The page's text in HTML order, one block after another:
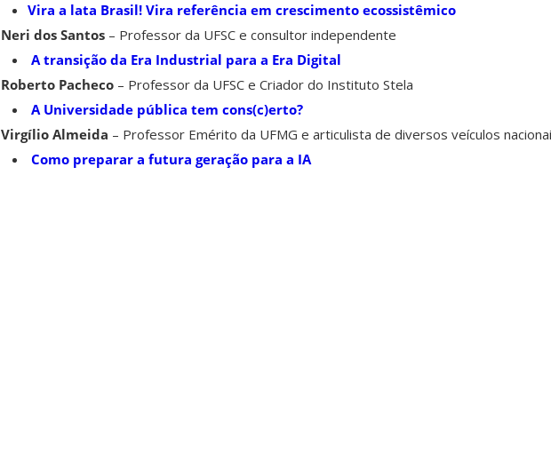
Vira a lata Brasil! Vira referência em crescimento ecossistêmico
Neri dos Santos – Professor da UFSC e consultor independente
A transição da Era Industrial para a Era Digital
Roberto Pacheco – Professor da UFSC e Criador do Instituto Stela
A Universidade pública tem cons(c)erto?
Virgílio Almeida – Professor Emérito da UFMG e articulista de diversos veículos
Como preparar a futura geração para a IA